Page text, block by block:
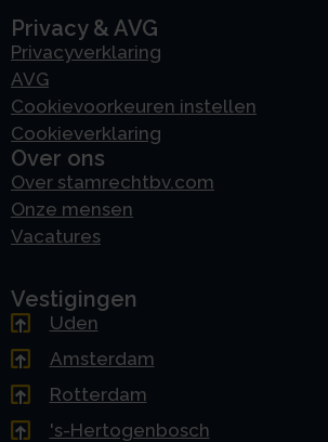
Privacy & AVG
Privacyverklaring
AVG
Cookievoorkeuren instellen
Cookieverklaring
Over ons
Over stamrechtbv.com
Onze mensen
Vacatures
Vestigingen
Uden
Amsterdam
Rotterdam
's-Hertogenbosch